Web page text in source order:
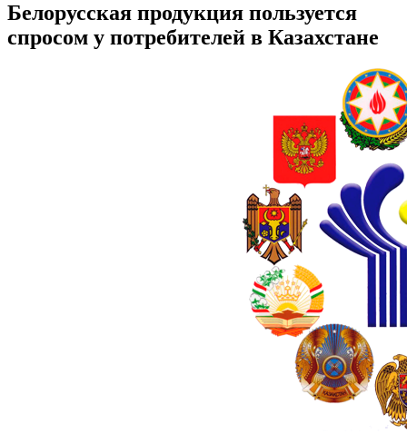
Белорусская продукция пользуется
спросом у потребителей в Казахстане